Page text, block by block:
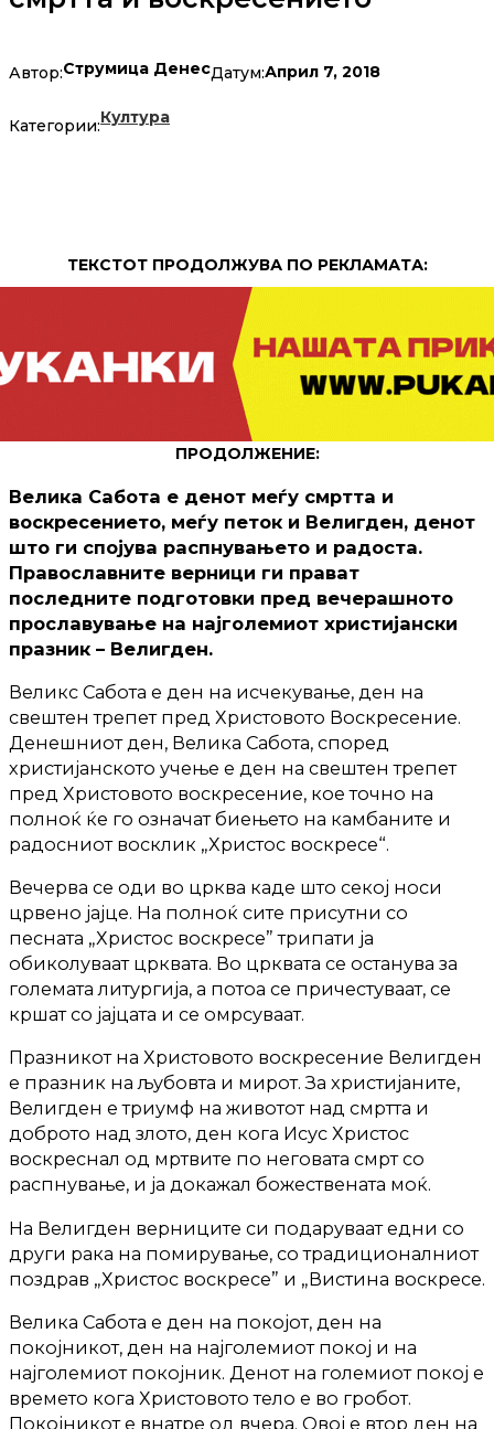
Автор:Струмица ДенесДатум:Април 7, 2018
Категории:Култура
ТЕКСТОТ ПРОДОЛЖУВА ПО РЕКЛАМАТА:
ПРОДОЛЖЕНИЕ:
Велика Сабота е денот меѓу смртта и
воскресението, меѓу петок и Велигден, денот
што ги спојува распнувањето и радоста.
Православните верници ги прават
последните подготовки пред вечерашното
прославување на најголемиот христијански
празник – Велигден.
Великс Сабота е ден на исчекување, ден на
свештен трепет пред Христовото Воскресение.
Денешниот ден, Велика Сабота, според
христијанското учење е ден на свештен трепет
пред Христовото воскресение, кое точно на
полноќ ќе го означат биењето на камбаните и
радосниот восклик „Христос воскресе“.
Вечерва се оди во црква каде што секој носи
црвено јајце. На полноќ сите присутни со
песната „Христос воскресе” трипати ја
обиколуваат црквата. Во црквата се останува за
големата литургија, а потоа се причестуваат, се
кршат со јајцата и се омрсуваат.
Празникот на Христовото воскресение Велигден
е празник на љубовта и мирот. За христијаните,
Велигден е триумф на животот над смртта и
доброто над злото, ден кога Исус Христос
воскреснал од мртвите по неговата смрт со
распнување, и ја докажал божествената моќ.
На Велигден верниците си подаруваат едни со
други рака на помирување, со традиционалниот
поздрав „Христос воскресе” и „Вистина воскресе.
Велика Сабота е ден на покојот, ден на
покојникот, ден на најголемиот покој и на
најголемиот покојник. Денот на големиот покој е
времето кога Христовото тело е во гробот.
Покојникот е внатре од вчера. Овој е втор ден на